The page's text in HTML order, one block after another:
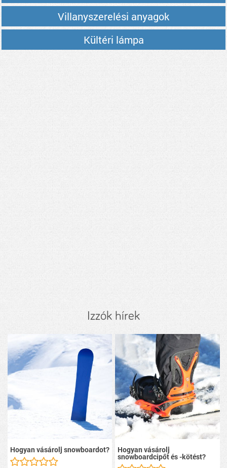
Villanyszerelési anyagok
Kültéri lámpa
Izzók hírek
Hogyan vásárolj snowboardot? Hogyan vásárolj
snowboardcipőt és -kötést?